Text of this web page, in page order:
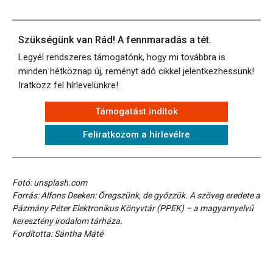
Szükségünk van Rád! A fennmaradás a tét.
Legyél rendszeres támogatónk, hogy mi továbbra is
minden hétköznap új, reményt adó cikkel jelentkezhessünk!
Iratkozz fel hírlevelünkre!
Támogatást indítok
Feliratkozom a hírlevélre
Fotó: unsplash.com
Forrás: Alfons Deeken: Öregszünk, de győzzük. A szöveg eredete a
Pázmány Péter Elektronikus Könyvtár (PPEK) – a magyarnyelvű
keresztény irodalom tárháza.
Fordította: Sántha Máté